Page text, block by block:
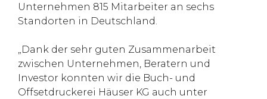
Unternehmen 815 Mitarbeiter an sechs
Standorten in Deutschland.
„Dank der sehr guten Zusammenarbeit
zwischen Unternehmen, Beratern und
Investor konnten wir die Buch- und
Offsetdruckerei Häuser KG auch unter